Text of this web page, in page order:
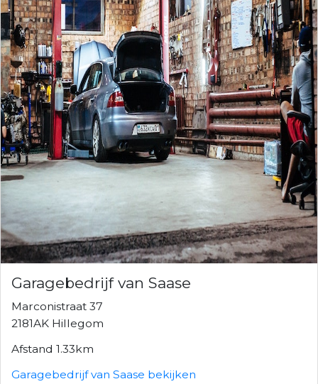
Garagebedrijf van Saase
Marconistraat 37
2181AK Hillegom
Afstand 1.33km
Garagebedrijf van Saase bekijken